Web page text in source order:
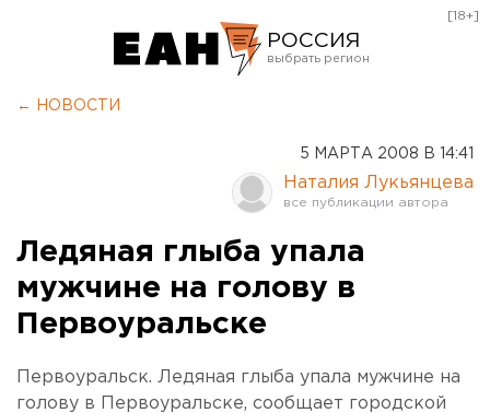
РОССИЯ
Оренбург
[18+]
← НОВОСТИ
5 МАРТА 2008 В 14:41
Наталия Лукьянцева
Ледяная глыба упала
мужчине на голову в
Первоуральске
Первоуральск. Ледяная глыба упала мужчине на
голову в Первоуральске, сообщает городской